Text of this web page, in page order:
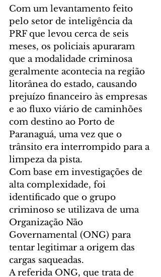
Com um levantamento feito
pelo setor de inteligência da
PRF que levou cerca de seis
meses, os policiais apuraram
que a modalidade criminosa
geralmente acontecia na região
litorânea do estado, causando
prejuízo financeiro às empresas
e ao fluxo viário de caminhões
com destino ao Porto de
Paranaguá, uma vez que o
trânsito era interrompido para a
limpeza da pista.
Com base em investigações de
alta complexidade, foi
identificado que o grupo
criminoso se utilizava de uma
Organização Não
Governamental (ONG) para
tentar legitimar a origem das
cargas saqueadas.
A referida ONG, que trata de